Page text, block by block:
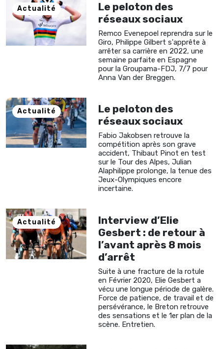
Actualité
Le peloton des
réseaux sociaux
Remco Evenepoel reprendra sur le
Giro, Philippe Gilbert s'apprête à
arrêter sa carrière en 2022, une
semaine parfaite en Espagne
pour la Groupama-FDJ, 7/7 pour
Anna Van der Breggen.
Actualité
Le peloton des
réseaux sociaux
Fabio Jakobsen retrouve la
compétition après son grave
accident, Thibaut Pinot en test
sur le Tour des Alpes, Julian
Alaphilippe prolonge, la tenue des
Jeux-Olympiques encore
incertaine.
Actualité
Interview d’Elie
Gesbert : de retour à
l’avant après 8 mois
d’arrêt
Suite à une fracture de la rotule
en Février 2020, Elie Gesbert a
vécu une longue période de galère.
Force de patience, de travail et de
persévérance, le Breton retrouve
des sensations et le 1er plan de la
scène. Entretien.